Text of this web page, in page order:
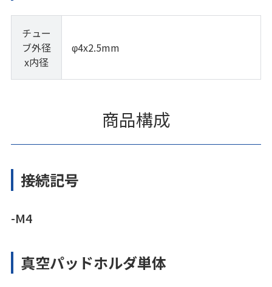
チュー
ブ外径
x内径
φ4x2.5mm
商品構成
接続記号
-M4
真空パッドホルダ単体